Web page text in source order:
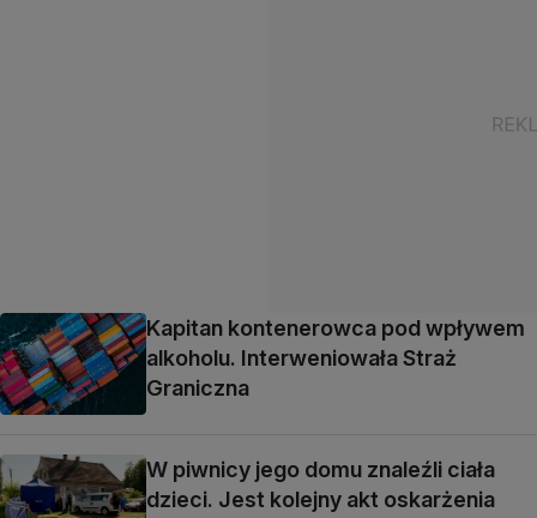
Kapitan kontenerowca pod wpływem
alkoholu. Interweniowała Straż
Graniczna
W piwnicy jego domu znaleźli ciała
dzieci. Jest kolejny akt oskarżenia